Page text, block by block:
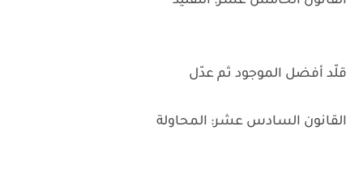
قلّد أفضل الموجود ثم عدّل
القانون السادس عشر: المحاولة